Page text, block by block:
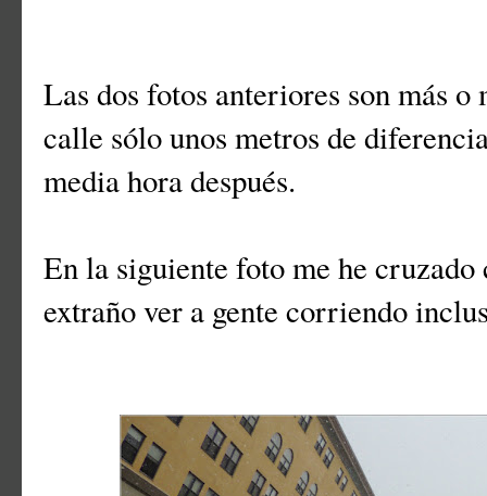
Las dos fotos anteriores son más
calle sólo unos metros de
media hora después.
En la siguiente foto me he
extraño ver a gente corriendo